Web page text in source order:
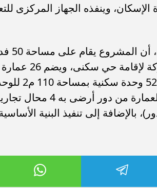
الإسكان، وينفذه الجهاز المركزى
الجديد